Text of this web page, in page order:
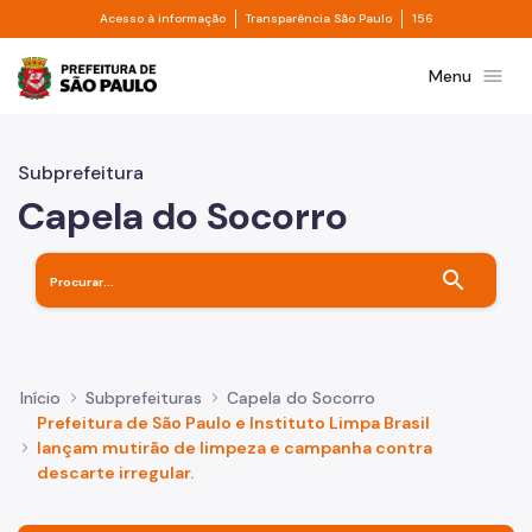
Pular para o Conteúdo principal
Acesso à informação Divisor de acesso à informação
Transparência São Paulo Divisor de
156
Prefeitura de São PauloMenu menu
Subprefeitura
Capela do Socorro
search
Início Subprefeituras
Capela do Socorro
Prefeitura de São Paulo e Instituto Limpa Brasil
lançam mutirão de limpeza e campanha contra
descarte irregular.